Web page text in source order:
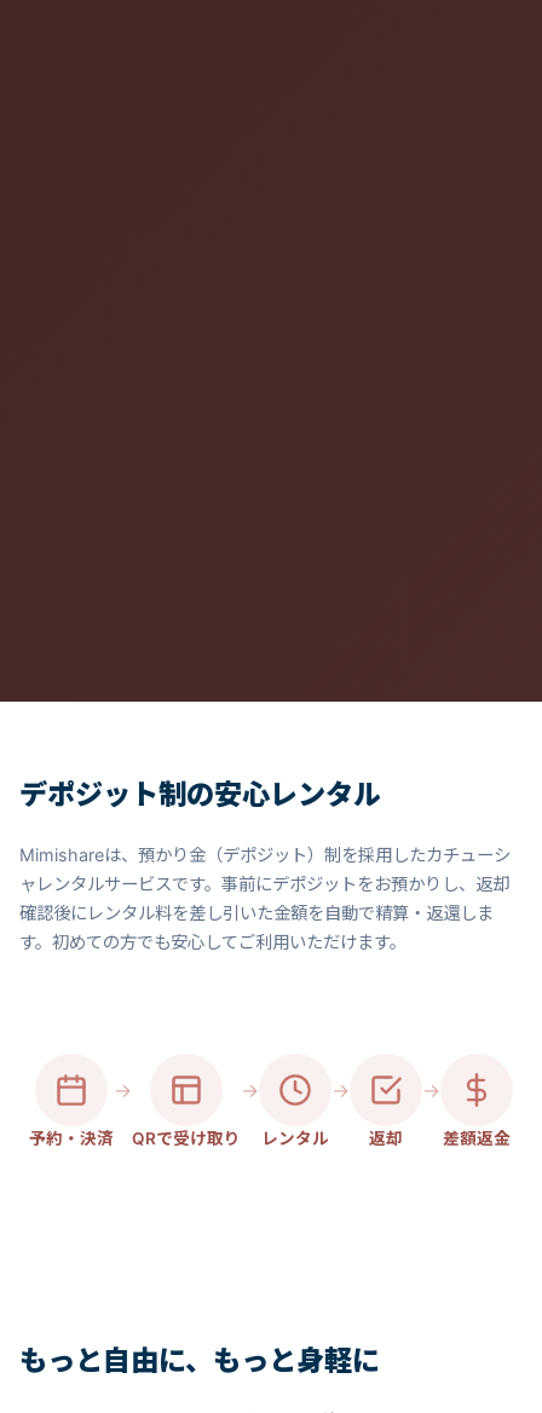
デポジット制の安心レンタル
Mimishareは、預かり金（デポジット）制を採用したカチューシ
ャレンタルサービスです。事前にデポジットをお預かりし、返却
確認後にレンタル料を差し引いた金額を自動で精算・返還しま
す。初めての方でも安心してご利用いただけます。
予約・決済
→
QRで受け取り
→
レンタル
→
返却
→
差額返金
もっと自由に、もっと身軽に